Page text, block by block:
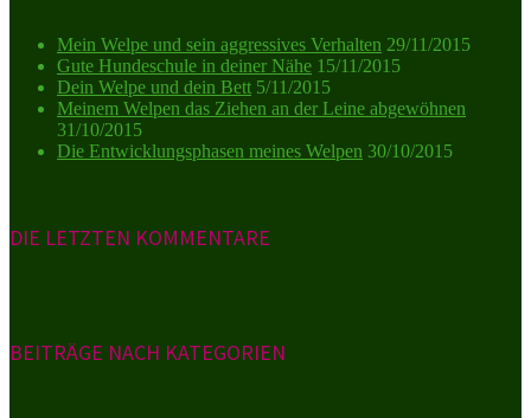
Mein Welpe und sein aggressives Verhalten 29/11/2015
Gute Hundeschule in deiner Nähe 15/11/2015
Dein Welpe und dein Bett 5/11/2015
Meinem Welpen das Ziehen an der Leine abgewöhnen
31/10/2015
Die Entwicklungsphasen meines Welpen 30/10/2015
DIE LETZTEN KOMMENTARE
BEITRÄGE NACH KATEGORIEN